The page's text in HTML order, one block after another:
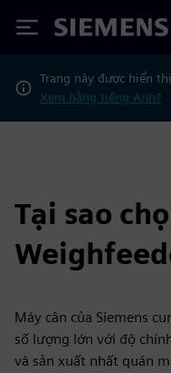
Siemens
Trang này được hiển
Xem bằng tiếng Anh?
Tại sao
Máy cân của Siemens
số lượng lớn với độ
và sản xuất nhất quán